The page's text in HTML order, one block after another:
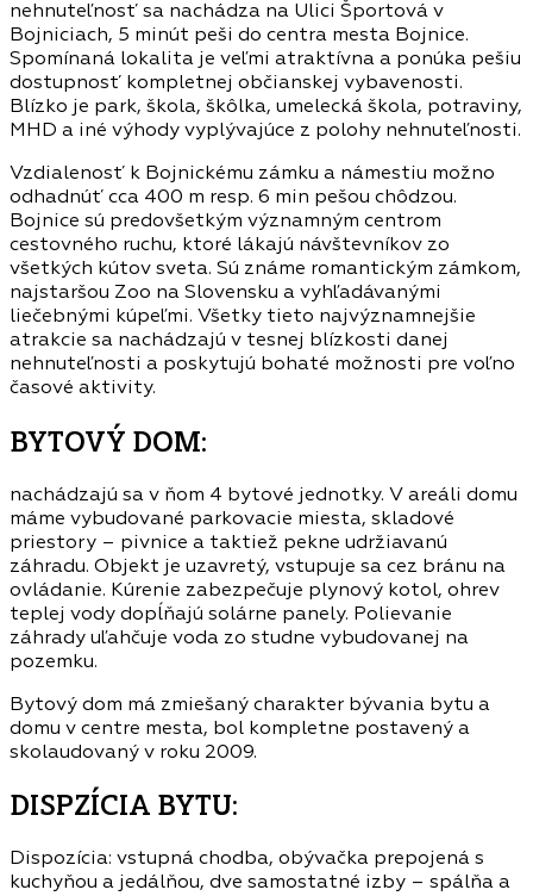
nehnuteľnosť sa nachádza na Ulici Športová v
Bojniciach, 5 minút peši do centra mesta Bojnice.
Spomínaná lokalita je veľmi atraktívna a ponúka pešiu
dostupnosť kompletnej občianskej vybavenosti.
Blízko je park, škola, škôlka, umelecká škola, potraviny,
MHD a iné výhody vyplývajúce z polohy nehnuteľnosti.
Vzdialenosť k Bojnickému zámku a námestiu možno
odhadnúť cca 400 m resp. 6 min pešou chôdzou.
Bojnice sú predovšetkým významným centrom
cestovného ruchu, ktoré lákajú návštevníkov zo
všetkých kútov sveta. Sú známe romantickým zámkom,
najstaršou Zoo na Slovensku a vyhľadávanými
liečebnými kúpeľmi. Všetky tieto najvýznamnejšie
atrakcie sa nachádzajú v tesnej blízkosti danej
nehnuteľnosti a poskytujú bohaté možnosti pre voľno
časové aktivity.
BYTOVÝ DOM:
nachádzajú sa v ňom 4 bytové jednotky. V areáli domu
máme vybudované parkovacie miesta, skladové
priestory – pivnice a taktiež pekne udržiavanú
záhradu. Objekt je uzavretý, vstupuje sa cez bránu na
ovládanie. Kúrenie zabezpečuje plynový kotol, ohrev
teplej vody dopĺňajú solárne panely. Polievanie
záhrady uľahčuje voda zo studne vybudovanej na
pozemku.
Bytový dom má zmiešaný charakter bývania bytu a
domu v centre mesta, bol kompletne postavený a
skolaudovaný v roku 2009.
DISPZÍCIA BYTU:
Dispozícia: vstupná chodba, obývačka prepojená s
kuchyňou a jedálňou, dve samostatné izby – spálňa a